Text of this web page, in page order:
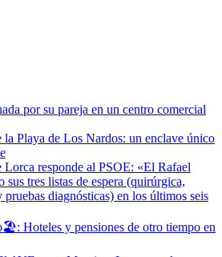
por su pareja en un centro comercial
Playa de Los Nardos: un enclave único
responde al PSOE: «El Rafael
sus tres listas de espera (quirúrgica,
pruebas diagnósticas) en los últimos seis
Hoteles y pensiones de otro tiempo en